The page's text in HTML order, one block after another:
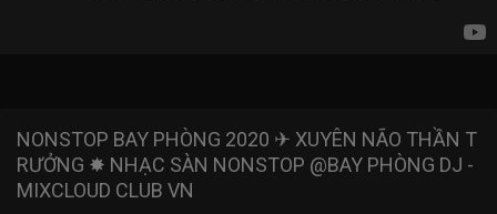
NONSTOP BAY PHÒNG 2020 ✈ XUYÊN NÃO THẦN T
RƯỞNG ✸ NHẠC SÀN NONSTOP @BAY PHÒNG DJ -
MIXCLOUD CLUB VN